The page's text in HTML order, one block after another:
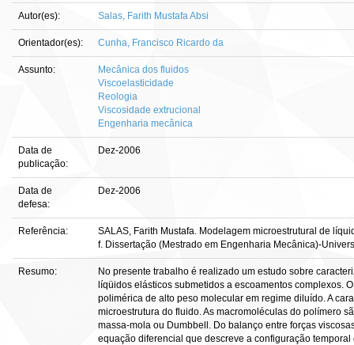
Autor(es): Salas, Farith Mustafa Absi
Orientador(es): Cunha, Francisco Ricardo da
Assunto:
Mecânica dos fluidos
Viscoelasticidade
Reologia
Viscosidade extrucional
Engenharia mecânica
Data de
publicação:
Dez-2006
Data de
defesa:
Dez-2006
Referência:
SALAS, Farith Mustafa. Modelagem microestrutural de
f. Dissertação (Mestrado em Engenharia Mecânica)-
Resumo:
No presente trabalho é realizado um estudo sobre
líqüidos elásticos submetidos a escoamentos complexos.
polimérica de alto peso molecular em regime diluído. A
microestrutura do fluido. As macromoléculas do polímero
massa-mola ou Dumbbell. Do balanço entre forças
equação diferencial que descreve a configuração